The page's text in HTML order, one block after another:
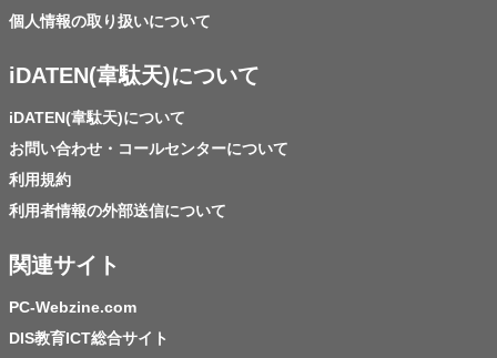
個人情報の取り扱いについて
iDATEN(韋駄天)について
iDATEN(韋駄天)について
お問い合わせ・コールセンターについて
利用規約
利用者情報の外部送信について
関連サイト
PC-Webzine.com
DIS教育ICT総合サイト